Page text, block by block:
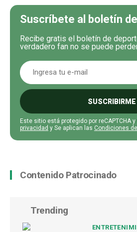
Suscríbete al boletín
Recibe gratis el boletín de
verdadero fan no se puede
SUSCRIBIRME
Este sitio está protegido por reCAPTCHA y
privacidad y Se aplican las Condiciones
Contenido Patrocinado
Trending